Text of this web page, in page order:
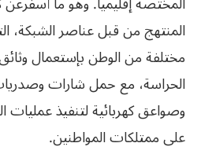
المنتهج من قبل عناصر الشبكة،
مختلفة من الوطن بإستعمال
الحراسة، مع حمل شارات
وصواعق كهربائية لتنفيذ عمليات
على ممتلكات المواطنين.